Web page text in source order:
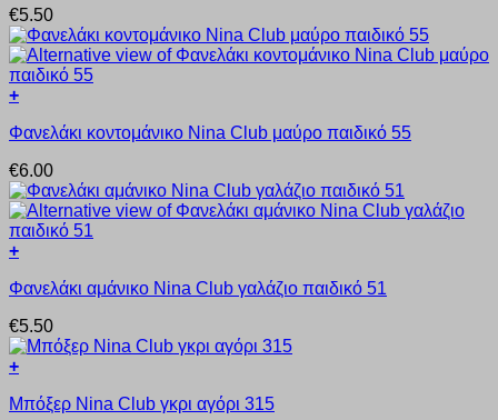
στη
σελίδα
του
προϊόντος
έχει
πολλαπλές
παραλλαγές.
Οι
επιλογές
να
στη
σελίδα
του
προϊόντος
€5.50
+
το
έχει
πολλαπλές
παραλλαγές.
Οι
επιλογές
να
στη
σελίδα
του
προϊόντος
Φανελάκι κοντομάνικο Nina Club μαύρο παιδικό 55
€6.00
+
το
έχει
πολλαπλές
παραλλαγές.
επιλογές
Φανελάκι αμάνικο Nina Club γαλάζιο παιδικό 51
€5.50
+
το
Μπόξερ Nina Club γκρι αγόρι 315